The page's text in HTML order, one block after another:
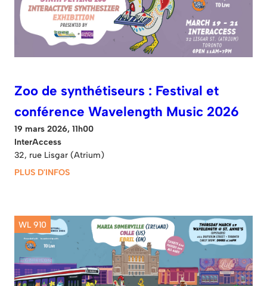
Zoo de synthétiseurs : Festival et
conférence Wavelength Music 2026
19 mars 2026, 11h00
InterAccess
32, rue Lisgar (Atrium)
PLUS D'INFOS
WL 910